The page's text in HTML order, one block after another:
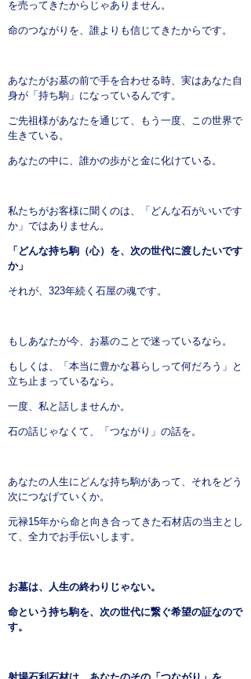
を売ってきたからじゃありません。
命のつながりを、誰よりも信じてきたからです。
あなたがお墓の前で手を合わせる時、実はあなた自
身が「持ち駒」になっているんです。
ご先祖様があなたを通じて、もう一度、この世界で
生きている。
あなたの中に、誰かの歩がと金に化けている。
私たちがお客様に聞くのは、「どんな石がいいです
か」ではありません。
「どんな持ち駒（心）を、次の世代に渡したいです
か」
それが、323年続く石屋の魂です。
もしあなたが今、お墓のことで迷っているなら。
もしくは、「本当に豊かな暮らしって何だろう」と
立ち止まっているなら。
一度、私と話しませんか。
石の話じゃなくて、「つながり」の話を。
あなたの人生にどんな持ち駒があって、それをどう
次につなげていくか。
元禄15年から命と向き合ってきた石材店の当主とし
て、全力でお手伝いします。
お墓は、人生の終わりじゃない。
命という持ち駒を、次の世代に繋ぐ希望の証なので
す。